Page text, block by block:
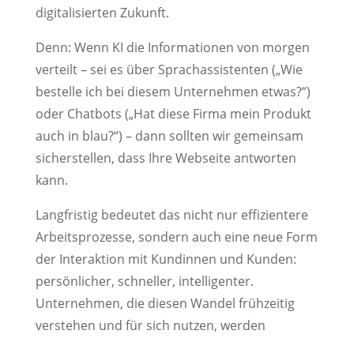
digitalisierten Zukunft.
Denn: Wenn KI die Informationen von morgen
verteilt – sei es über Sprachassistenten („Wie
bestelle ich bei diesem Unternehmen etwas?“)
oder Chatbots („Hat diese Firma mein Produkt
auch in blau?“) – dann sollten wir gemeinsam
sicherstellen, dass Ihre Webseite antworten
kann.
Langfristig bedeutet das nicht nur effizientere
Arbeitsprozesse, sondern auch eine neue Form
der Interaktion mit Kundinnen und Kunden:
persönlicher, schneller, intelligenter.
Unternehmen, die diesen Wandel frühzeitig
verstehen und für sich nutzen, werden